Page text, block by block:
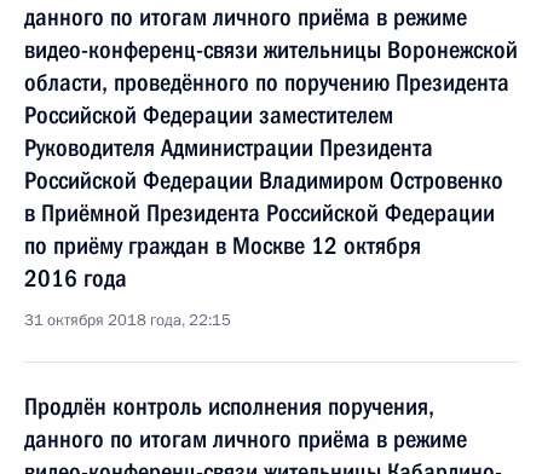
данного по итогам личного приёма в режиме
видео-конференц-связи жительницы Воронежской
области, проведённого по поручению Президента
Российской Федерации заместителем
Руководителя Администрации Президента
Российской Федерации Владимиром Островенко
в Приёмной Президента Российской Федерации
по приёму граждан в Москве 12 октября
2016 года
31 октября 2018 года, 22:15
Продлён контроль исполнения поручения,
данного по итогам личного приёма в режиме